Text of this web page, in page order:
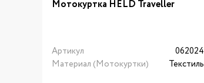
Мотокуртка HELD Traveller
Артикул
062024
Материал (Мотокуртки)
Текстиль